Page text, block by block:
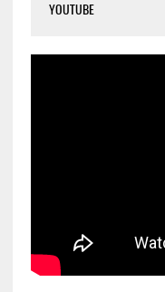
YOUTUBE